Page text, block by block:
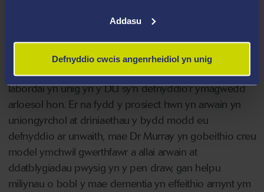
Addasu
Defnyddio cwcis angenrheidiol yn unig
Mae'r grant yn galluogi’r tîm yn Abertawe i ddilyn yr
ymagwedd arloesol hon fel rhan o brosiect peilot.
Mae’r labordy ym Mhrifysgol Abertawe'n un o ychydig
labordai yn unig yn y DU sy'n defnyddio'r ymagwedd
arloesol hon. Er na fydd y prosiect hwn yn arwain yn
uniongyrchol at driniaethau y bydd modd eu
defnyddio ar unwaith, mae Dr Murray yn gobeithio creu
model ymchwil gwerthfawr a allai arwain at
ddatblygiadau pwysig yn y pen draw, gan helpu
miliynau o bobl y mae dementia yn effeithio arnynt ym